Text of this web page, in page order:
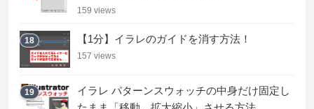
159 views
18 【1分】イラレのガイドを消す方法！
157 views
19
イラレ パターンスウォッチの中身だけ固定し